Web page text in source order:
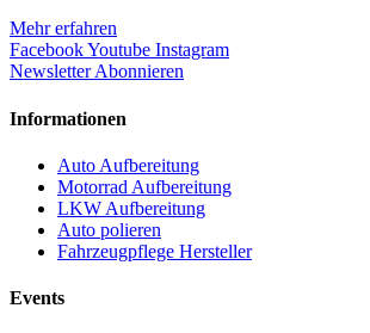
Mehr erfahren
FacebookYoutube Instagram
Newsletter Abonnieren
Informationen
Auto Aufbereitung
Motorrad Aufbereitung
LKW Aufbereitung
Auto polieren
Fahrzeugpflege Hersteller
Events